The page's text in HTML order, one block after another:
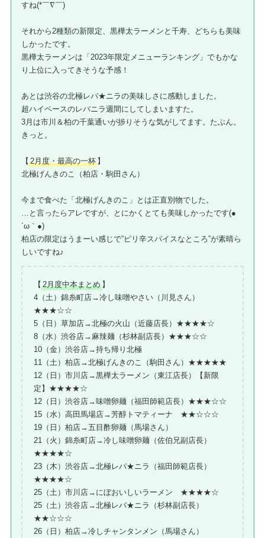
すね(*￣∇￣)
それから2種類の新限定、黒樺太ラーメンと千寿、どちらも美味
しかったです。
黒樺太ラーメンは「2023年限定メニューランキング」でもかな
り上位に入ってきそうな予感！
あとは渋谷の北極レバ★ニラの美味しさに感動しました。
超ハイペースのレバニラ週間にしてしまいますた。
3月は市川＆柏の千葉通いが捗りそうな気がしてます。たぶん。
きっと。
【 2月度・最高の一杯 】
北極げんきのこ（柏店・駒田さん）
今まで食べた「北極げんきのこ」とは正直別物でした。
…と言ったらアレですが、とにかくとても美味しかったです(●
´ω｀●)
柏店の限定はうまーい感じで”ピリ辛スパイスなところ”が素晴ら
しいですね♪
【2月度中本まとめ 】
4（土）錦糸町店→冷し味噌やさい（川見さん）
★★★☆☆
5（日）草加店→北極の火山（近藤店長）★★★★☆
8（水）渋谷店→麻辣麺（杉林副店長）★★★☆☆
10（金）渋谷店→持ち帰り北極
11（土）柏店→北極げんきのこ（駒田さん）★★★★★
12（日）市川店→黒樺太ラーメン（東江店長）【新限
定】★★★★☆
12（日）渋谷店→味噌卵麺（福田師範店長）★★★☆☆
15（水）高田馬場店→芳醇トマティーナ ★★☆☆☆
19（日）柏店→五目酢卵麺（馬場さん）
21（火）錦糸町店→冷し味噌卵麺（佐伯兄副店長）
★★★★☆
23（木）渋谷店→北極レバ★ニラ（福田師範店長）
★★★★☆
25（土）市川店→にぼおいしいラーメン ★★★★☆
25（土）渋谷店→北極レバ★ニラ（杉林副店長）
★★☆☆☆
26（日）柏店→冷しチャンタンメン（馬場さん）